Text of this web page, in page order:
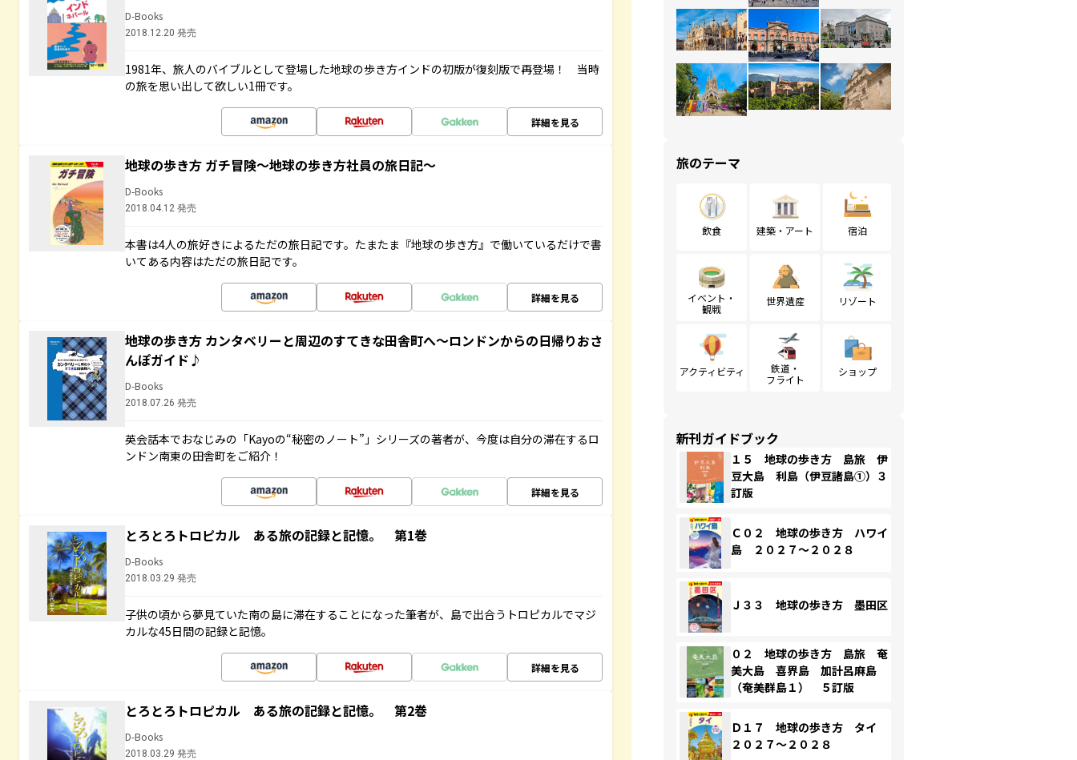
D-Books
2018.12.20 発売
1981年、旅人のバイブルとして登場した地球の歩き方インドの初版が復刻版で再登場！ 当時
の旅を思い出して欲しい1冊です。
詳細を見る
地球の歩き方 ガチ冒険～地球の歩き方社員の旅日記～
D-Books
2018.04.12 発売
本書は4人の旅好きによるただの旅日記です。たまたま『地球の歩き方』で働いているだけで書
いてある内容はただの旅日記です。
詳細を見る
地球の歩き方 カンタベリーと周辺のすてきな田舎町へ～ロンドンからの日帰りおさ
んぽガイド♪
D-Books
2018.07.26 発売
英会話本でおなじみの「Kayoの“秘密のノート”」シリーズの著者が、今度は自分の滞在するロ
ンドン南東の田舎町をご紹介！
詳細を見る
とろとろトロピカル ある旅の記録と記憶。 第1巻
D-Books
2018.03.29 発売
子供の頃から夢見ていた南の島に滞在することになった筆者が、島で出合うトロピカルでマジ
カルな45日間の記録と記憶。
詳細を見る
とろとろトロピカル ある旅の記録と記憶。 第2巻
D-Books
2018.03.29 発売
旅のテーマ
飲食 建築・アート 宿泊
イベント・
観戦
世界遺産 リゾート
アクティビティ
鉄道・
フライト
ショップ
新刊ガイドブック
１５ 地球の歩き方 島旅 伊
豆大島 利島（伊豆諸島①）３
訂版
Ｃ０２ 地球の歩き方 ハワイ
島 ２０２７～２０２８
Ｊ３３ 地球の歩き方 墨田区
０２ 地球の歩き方 島旅 奄
美大島 喜界島 加計呂麻島
（奄美群島１） ５訂版
Ｄ１７ 地球の歩き方 タイ
２０２７～２０２８